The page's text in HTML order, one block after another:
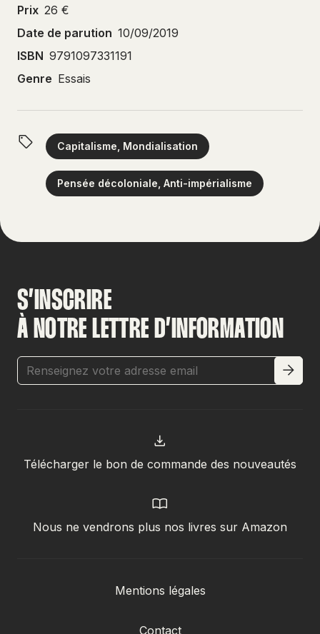
Prix 26 €
Date de parution 10/09/2019
ISBN 9791097331191
Genre Essais
Capitalisme, Mondialisation
Pensée décoloniale, Anti-impérialisme
S’INSCRIRE
À NOTRE LETTRE D’INFORMATION
Télécharger le bon de commande des nouveautés
Nous ne vendrons plus nos livres sur Amazon
Mentions légales
Contact